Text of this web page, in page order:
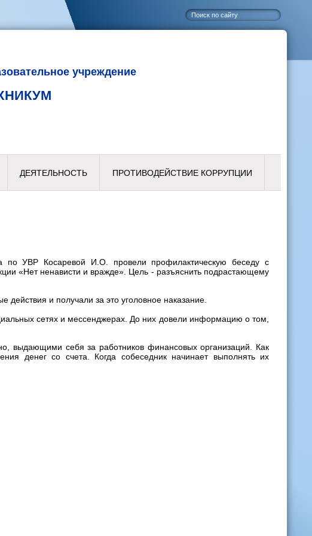
учреждение
ДЕЯТЕЛЬНОСТЬ ПРОТИВОДЕЙСТВИЕ КОРРУПЦИИ
по УВР Косаревой И.О. провели профилактическую беседу с
«Нет ненависти и вражде». Цель - разъяснить подрастающему
и получали за это уголовное наказание.
сетях и мессенджерах. До них довели информацию о том,
выдающими себя за работников финансовых организаций. Как
денег со счета. Когда собеседник начинает выполнять их